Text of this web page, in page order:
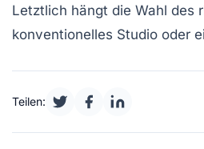
Letztlich hängt die Wahl des
konventionelles Studio oder
Teilen: